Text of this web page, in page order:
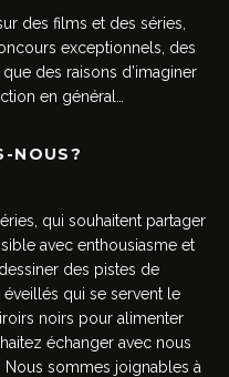
des films et des séries,
exceptionnels, des
des raisons d’imaginer
en général…
NOUS?
qui souhaitent partager
avec enthousiasme et
des pistes de
éveillés qui se servent le
noirs pour alimenter
échanger avec nous
Nous sommes joignables à